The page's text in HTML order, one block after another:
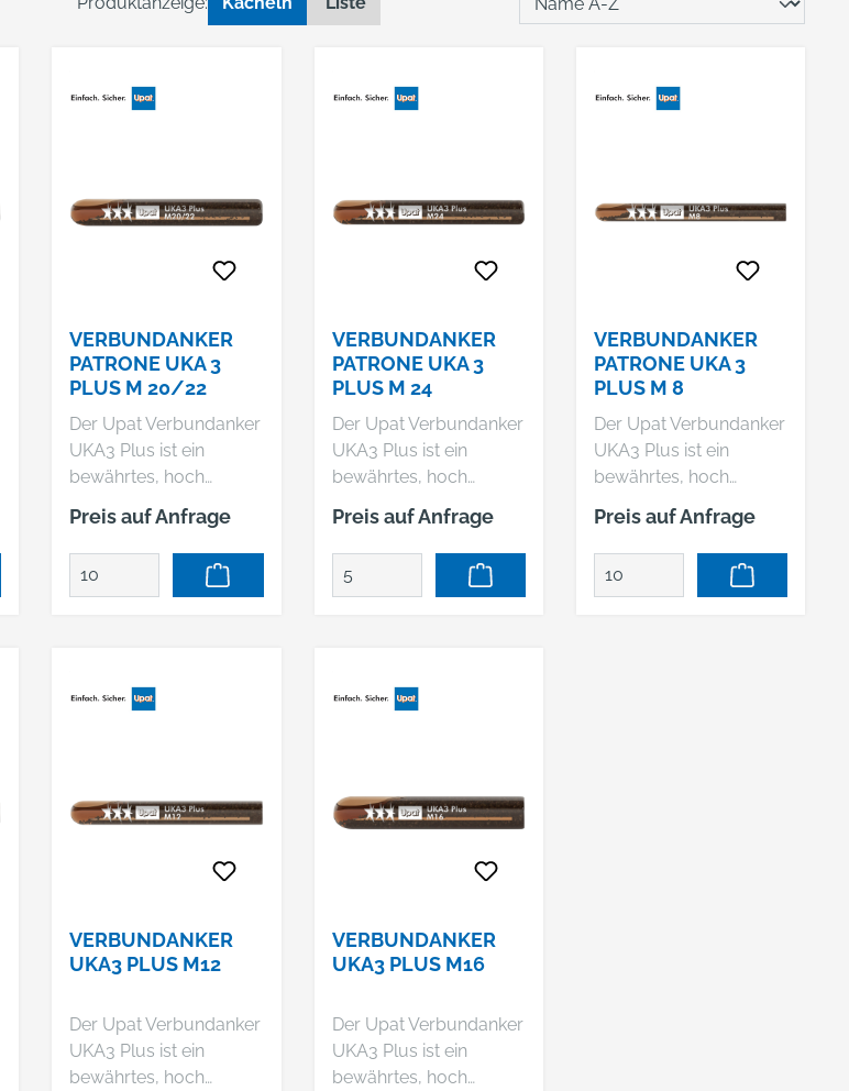
VERBUNDANKER
PATRONE UKA 3
PLUS M 20/22
Der Upat Verbundanker
UKA3 Plus ist ein
bewährtes, hoch
leistungsfähiges
Befestigungssystem
bestehend aus
Mörtelpatrone und
gerissenen und
ungerissenen Beton
Gefüge. Häufige
Stützenfüße und Silos.
Preis auf Anfrage
VERBUNDANKER
PATRONE UKA 3
PLUS M 24
Der Upat Verbundanker
UKA3 Plus ist ein
bewährtes, hoch
leistungsfähiges
Befestigungssystem
bestehend aus
Mörtelpatrone und
gerissenen und
ungerissenen Beton
Naturstein mit dichtem
Gefüge. Häufige
Stützenfüße und Silos.
Preis auf Anfrage
VERBUNDANKER
PATRONE UKA 3
PLUS M 8
Der Upat Verbundanker
UKA3 Plus ist ein
bewährtes, hoch
leistungsfähiges
Befestigungssystem
bestehend aus
Mörtelpatrone und
Preis auf Anfrage
VERBUNDANKER
UKA3 PLUS M12
Der Upat Verbundanker
UKA3 Plus ist ein
bewährtes, hoch
VERBUNDANKER
UKA3 PLUS M16
Der Upat Verbundanker
UKA3 Plus ist ein
bewährtes, hoch